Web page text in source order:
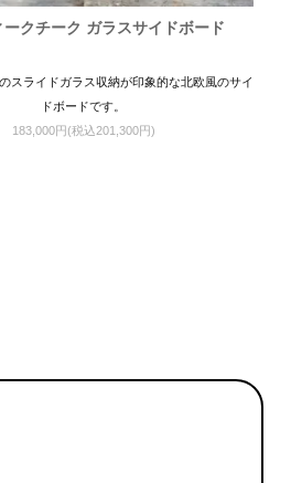
ークチーク ガラスサイドボード
スライドガラス収納が印象的な北欧風のサイ
ドボードです。
183,000円(税込201,300円)